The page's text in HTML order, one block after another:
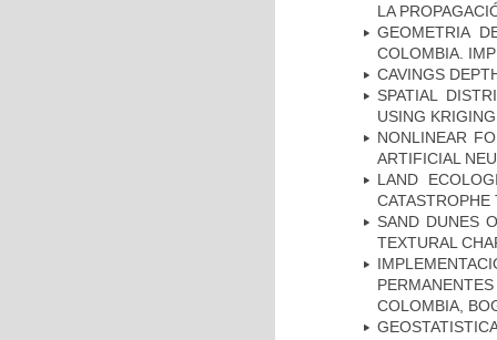
LA
GEOMETRIA
COLOMBIA.
CAVINGS
SPATIAL
USING
NONLINEAR
ARTIFICIAL
LAND
CATASTROPHE
SAND DUNES
TEXTURAL
COLOMBIA,